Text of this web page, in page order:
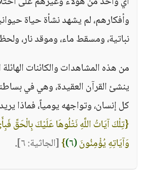
وأفكارهم، لم يشهد نشأة حياة
نباتية، ومسقط ماء، وموقد نار،
من هذه المشاهدات والكائنات الهائلة
ينشئ القرآن العقيدة، وهي في
كل إنسان، وتواجهه يومياً، فماذا
{تِلْكَ آيَاتُ اللَّهِ نَتْلُوهَا عَلَيْكَ بِالْحَقِّ
وَآيَاتِهِ يُؤْمِنُونَ(٦) }[الجاثية: ٦] .